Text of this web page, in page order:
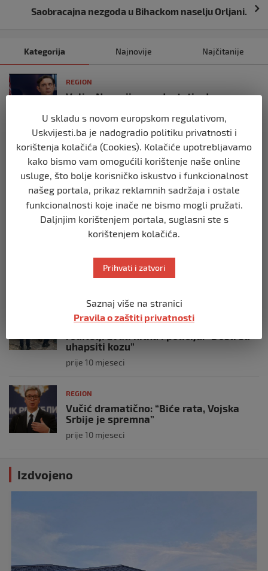
Saobracajna nezgoda u Bihackom naselju Orljani.
Kategorija Najnovije Najčitanije
REGION
Vulin: Ne smije se odustati od
prije 10 mjeseci
Mira se dvadeseti put cijepila protiv
gripe: ‘Zato da ne budem bolesna’
prije 10 mjeseci
Predsjednik Srbije Aleksandar Vučić
prije 10 mjeseci
Koza ogrebala dijete u zoološkom vrtu,
uhapsiti kozu”
prije 10 mjeseci
REGION
Vučić dramatično: “Biće rata, Vojska
Srbije je spremna”
prije 10 mjeseci
Izdvojeno
U skladu s novom europskom regulativom,
Uskvijesti.ba je nadogradio politiku privatnosti i
korištenja kolačića (Cookies). Kolačiće upotrebljavamo
kako bismo vam omogućili korištenje naše online
usluge, što bolje korisničko iskustvo i funkcionalnost
našeg portala, prikaz reklamnih sadržaja i ostale
funkcionalnosti koje inače ne bismo mogli pružati.
Daljnjim korištenjem portala, suglasni ste s
korištenjem kolačića.
Prihvati i zatvori
Saznaj više na stranici
Pravila o zaštiti privatnosti